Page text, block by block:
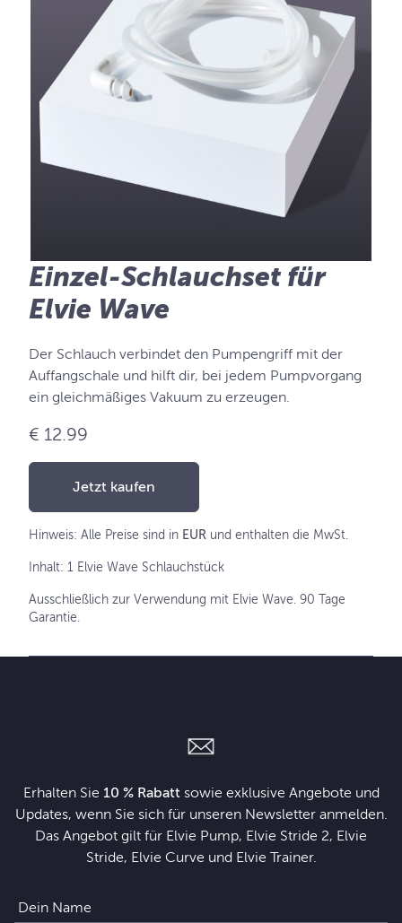
Einzel-Schlauchset für
Elvie Wave
Der Schlauch verbindet den Pumpengriff mit der
Auffangschale und hilft dir, bei jedem Pumpvorgang
ein gleichmäßiges Vakuum zu erzeugen.
€ 12.99
Jetzt kaufen
Hinweis: Alle Preise sind in EUR und enthalten die MwSt.
Inhalt: 1 Elvie Wave Schlauchstück
Ausschließlich zur Verwendung mit Elvie Wave. 90 Tage
Garantie.
Erhalten Sie 10 % Rabattsowie exklusive Angebote und
Updates, wenn Sie sich für unseren Newsletter anmelden.
Das Angebot gilt für Elvie Pump, Elvie Stride 2, Elvie
Stride, Elvie Curve und Elvie Trainer.